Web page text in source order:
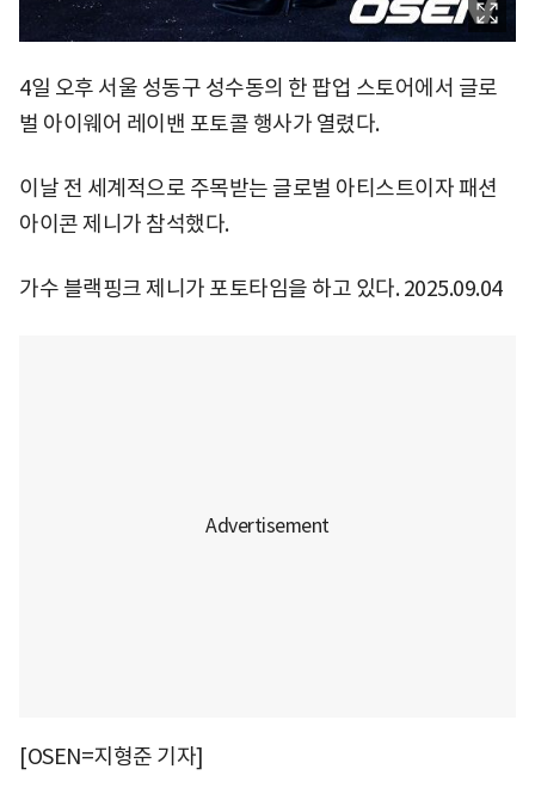
4일 오후 서울 성동구 성수동의 한 팝업 스토어에서 글로
벌 아이웨어 레이밴 포토콜 행사가 열렸다.
이날 전 세계적으로 주목받는 글로벌 아티스트이자 패션
아이콘 제니가 참석했다.
가수 블랙핑크 제니가 포토타임을 하고 있다. 2025.09.04
[OSEN=지형준 기자]